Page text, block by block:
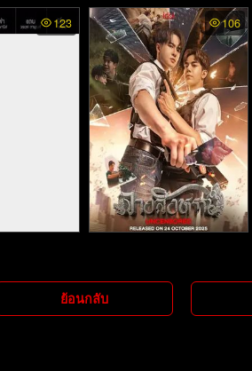
พาก
งเวทย์ (202
The City of Lost Children -
จอมโจรวิปราสขโมยฝัน (1
995)
123 106
ย้อนกลับ